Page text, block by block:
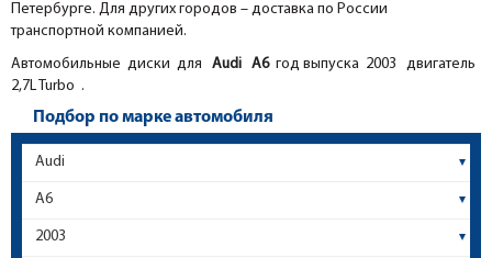
Петербурге. Для других городов – доставка по России
транспортной компанией.
Автомобильные диски для
Audi A6год выпуска 2003 двигатель
2,7L Turbo .
Подбор по марке автомобиля